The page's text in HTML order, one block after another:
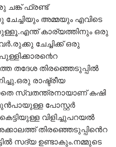
ചങ്ക് ഫ്രണ്ട്
അമ്മയും എവിടെ
കാര്യത്തിനും ഒരു
ചേച്ചിക്ക് ഒരു
തദേശ തിരഞ്ഞെടുപ്പിൽ
രാഷ്ട്രീയ
സ്വതന്ത്രനായാണ് കഷി
മുൻപായുള്ള പോസ്റ്റർ
വിളിച്ചുപറയൽ
തിരഞ്ഞെടുപ്പിൻെറ
സദ്യ ഉണ്ടാകും.നമ്മുടെ